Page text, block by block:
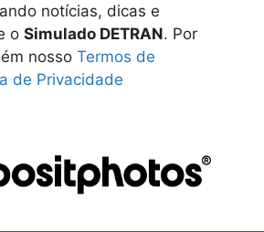
notícias, dicas e
o Simulado DETRAN. Por
nosso Termos de
de Privacidade